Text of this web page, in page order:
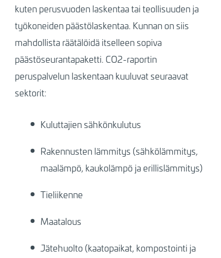
kuten perusvuoden laskentaa tai teollisuuden ja
työkoneiden päästölaskentaa. Kunnan on siis
mahdollista räätälöidä itselleen sopiva
päästöseurantapaketti. CO2-raportin
peruspalvelun laskentaan kuuluvat seuraavat
sektorit:
Kuluttajien sähkönkulutus
Rakennusten lämmitys (sähkölämmitys,
maalämpö, kaukolämpö ja erillislämmitys)
Tieliikenne
Maatalous
Jätehuolto (kaatopaikat, kompostointi ja